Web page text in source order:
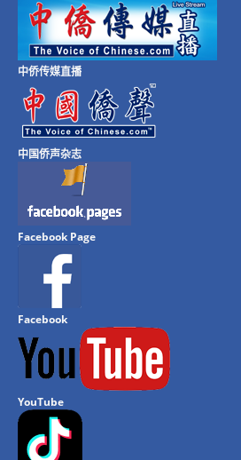
中侨传媒直播
中国侨声杂志
Facebook Page
Facebook
YouTube